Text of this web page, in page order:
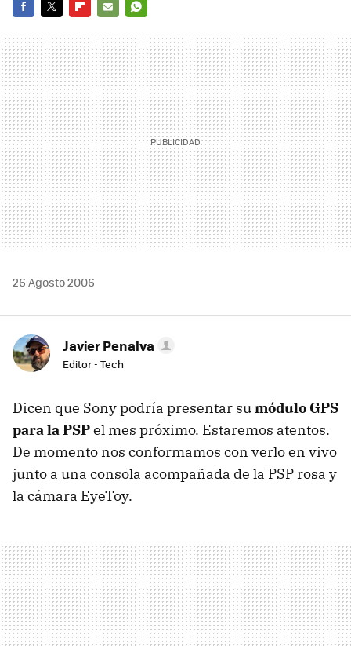
MAIL
26 Agosto 2006
Javier Penalva
Editor - Tech
Dicen que Sony podría presentar sumódulo GPS
para la PSPel mes próximo. Estaremos atentos.
De momento nos conformamos con verlo en vivo
junto a una consola acompañada de la PSP rosa y
la cámara EyeToy.